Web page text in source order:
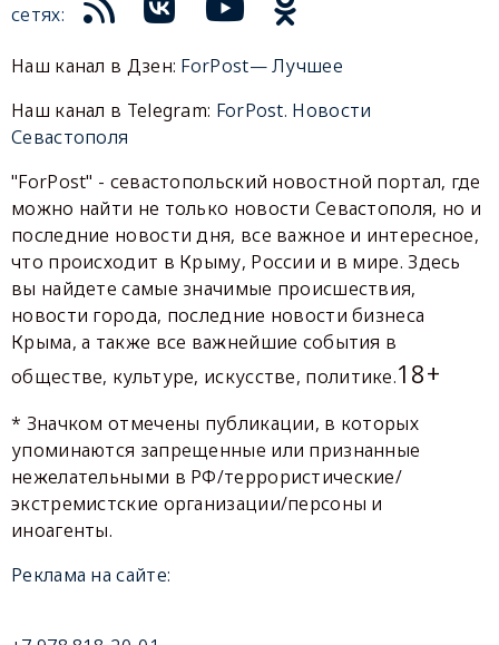
сетях:
Наш канал в Дзен: ForPost— Лучшее
Наш канал в Telegram: ForPost. Новости
Севастополя
"ForPost" - севастопольский новостной портал, где
можно найти не только новости Севастополя, но и
последние новости дня, все важное и интересное,
что происходит в Крыму, России и в мире. Здесь
вы найдете самые значимые происшествия,
новости города, последние новости бизнеса
Крыма, а также все важнейшие события в
обществе, культуре, искусстве, политике.18+
* Значком отмечены публикации, в которых
упоминаются запрещенные или признанные
нежелательными в РФ/террористические/
экстремистские организации/персоны и
иноагенты.
Реклама на сайте: